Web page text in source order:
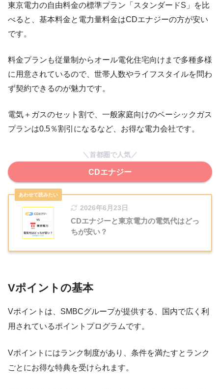
東京電力の自由料金の標準プラン「スタンダードS」を比
べると、基本料金と電力量料金はCDエナジーの方が安い
です。
料金プランも従量制からオール電化住宅向けまで多種多様
に用意されているので、世帯人数やライフスタイルを問わ
ず契約できるのが魅力です。
電気＋ガスのセット割で、一般家庭向けのベーシックガス
プランは0.5％割引になるなど、お得な電力会社です。
＼首都圏で人気／
CDエナジー
2026年6月23日
CDエナジーと東京電力の電気代はどっ
ちが安い？
Vポイントの基本
Vポイントは、SMBCグループが提供する、国内で広く利
用されているポイントプログラムです。
Vポイントにはランク制度があり、条件を満たすとランク
ごとにお得な特典を受けられます。